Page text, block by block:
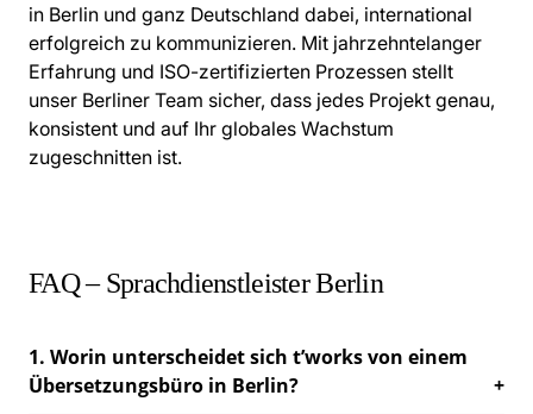
in Berlin und ganz Deutschland dabei, international
erfolgreich zu kommunizieren. Mit jahrzehntelanger
Erfahrung und ISO-zertifizierten Prozessen stellt
unser Berliner Team sicher, dass jedes Projekt genau,
konsistent und auf Ihr globales Wachstum
zugeschnitten ist.
FAQ – Sprachdienstleister Berlin
1. Worin unterscheidet sich t’works von einem
Übersetzungsbüro in Berlin?